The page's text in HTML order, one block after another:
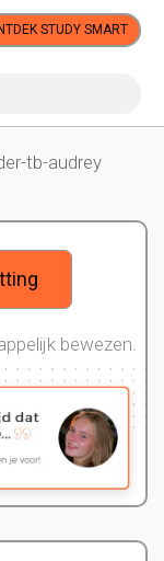
STUDY SMART
tb-audrey
bewezen.